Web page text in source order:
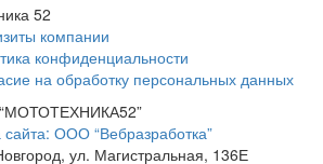
компании
конфиденциальности
на обработку персональных данных
сайта: ООО “Вебразработка”
ул. Магистральная, 136Е